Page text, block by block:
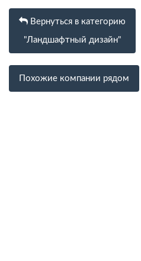
Вернуться в категорию
"Ландшафтный дизайн"
Похожие компании рядом